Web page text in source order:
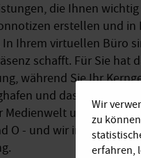
die Ihnen
erstellen und in
Ihrem virtuellen Büro
schafft. Für Sie hat
während Sie Ihr
und das Virtual
Medienwelt und dem
O - und wir im
Wir
zu
erfahren,